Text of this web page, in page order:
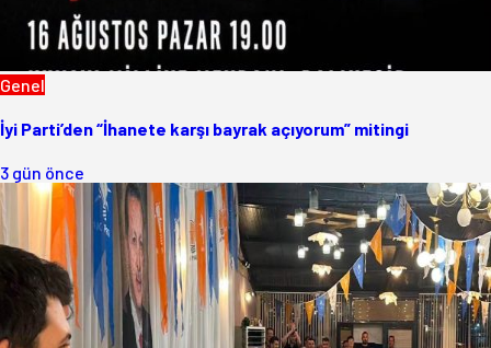
Genel
İyi Parti’den “İhanete karşı bayrak açıyorum” mitingi
3 gün önce